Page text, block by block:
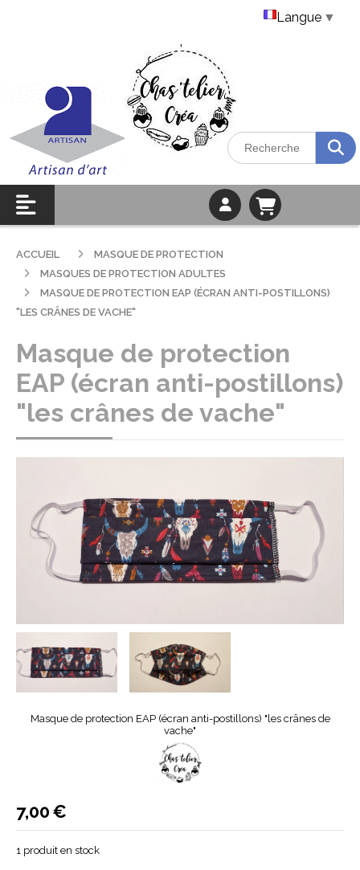
ACCUEIL
MASQUE DE PROTECTION
MASQUES DE PROTECTION ADULTES
MASQUE DE PROTECTION EAP (ÉCRAN ANTI-POSTILLONS)
"LES CRÂNES DE VACHE"
Masque de protection
EAP (écran anti-postillons)
"les crânes de vache"
Masque de protection EAP (écran anti-postillons) "les crânes de
vache"
7,00€
1 produit en stock
Langue ▼